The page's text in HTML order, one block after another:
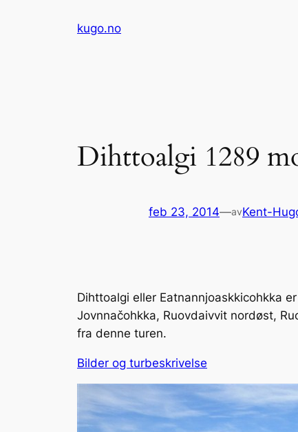
kugo.no
Dihttoalgi 1289
feb 23, 2014—avKent-
Dihttoalgi eller Eatnannjoaskkicohkka
Jovnnačohkka, Ruovdaivvit nordøst,
fra denne turen.
Bilder og turbeskrivelse